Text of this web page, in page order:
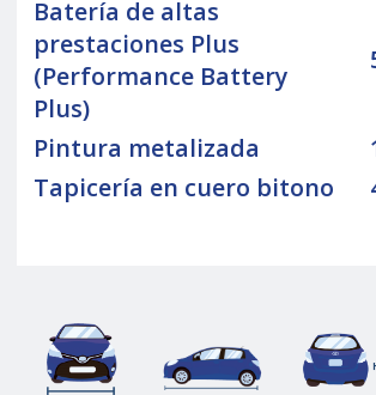
Batería de altas
prestaciones Plus
(Performance Battery
Plus)
Pintura metalizada
Tapicería en cuero bitono